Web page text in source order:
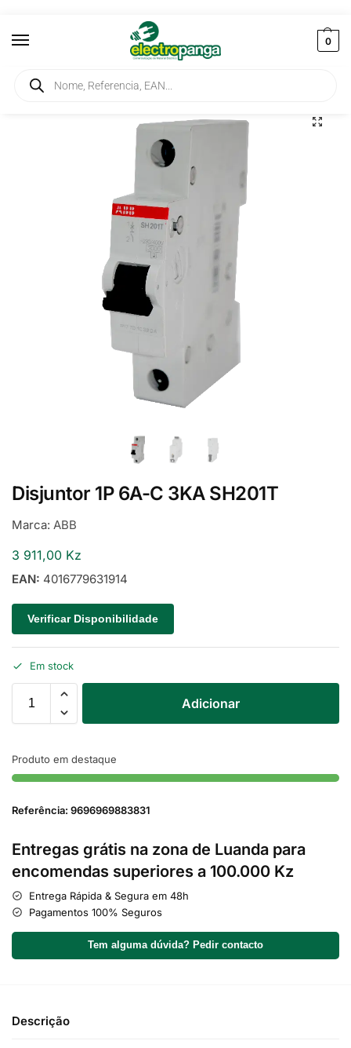
0
Início / Corte e Protecção / Disjuntores
Disjuntor 1P 6A-C 3KA SH201T
Marca: ABB
3 911,00 Kz
EAN: 4016779631914
Verificar Disponibilidade
Em stock
Adicionar
Produto em destaque
Referência: 9696969883831
Entregas grátis na zona de Luanda para
encomendas superiores a 100.000 Kz
Entrega Rápida & Segura em 48h
Pagamentos 100% Seguros
Tem alguma dúvida? Pedir contacto
Descrição